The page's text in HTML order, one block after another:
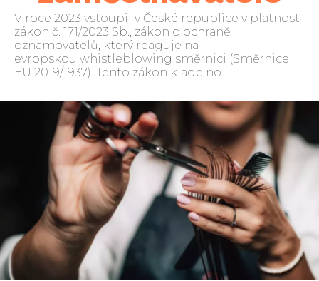
V roce 2023 vstoupil v České republice v platnost
zákon č. 171/2023 Sb., zákon o ochraně
oznamovatelů, který reaguje na
evropskou whistleblowing směrnici (Směrnice
EU 2019/1937). Tento zákon klade no...